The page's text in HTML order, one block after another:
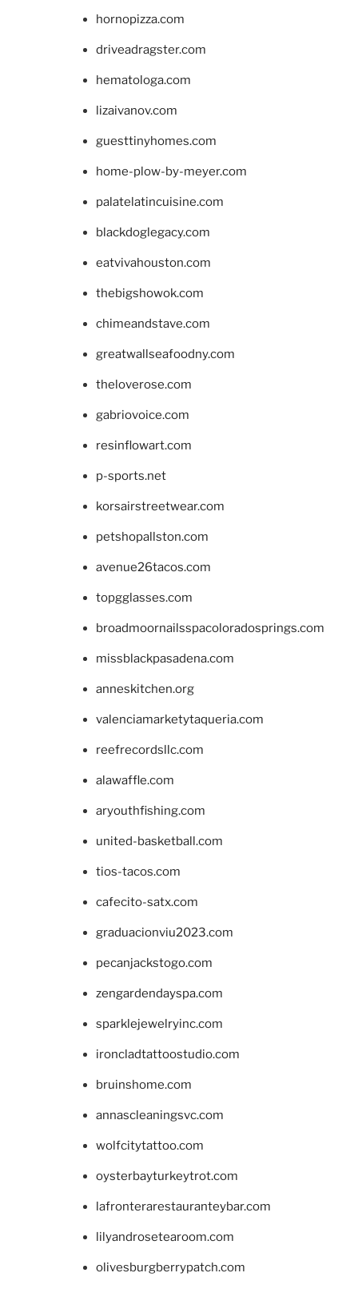
hornopizza.com
driveadragster.com
hematologa.com
lizaivanov.com
guesttinyhomes.com
home-plow-by-meyer.com
palatelatincuisine.com
blackdoglegacy.com
eatvivahouston.com
thebigshowok.com
chimeandstave.com
greatwallseafoodny.com
theloverose.com
gabriovoice.com
resinflowart.com
p-sports.net
korsairstreetwear.com
petshopallston.com
avenue26tacos.com
topgglasses.com
broadmoornailsspacoloradosprings.com
missblackpasadena.com
anneskitchen.org
valenciamarketytaqueria.com
reefrecordsllc.com
alawaffle.com
aryouthfishing.com
united-basketball.com
tios-tacos.com
cafecito-satx.com
graduacionviu2023.com
pecanjackstogo.com
zengardendayspa.com
sparklejewelryinc.com
ironcladtattoostudio.com
bruinshome.com
annascleaningsvc.com
wolfcitytattoo.com
oysterbayturkeytrot.com
lafronterarestauranteybar.com
lilyandrosetearoom.com
olivesburgberrypatch.com